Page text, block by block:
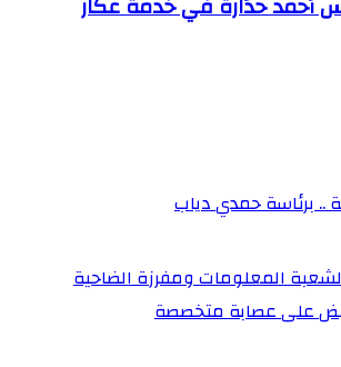
.. برئاسة حمدي دياب
المعلومات ومفرزة الضاحية
على عصابة متخصصة